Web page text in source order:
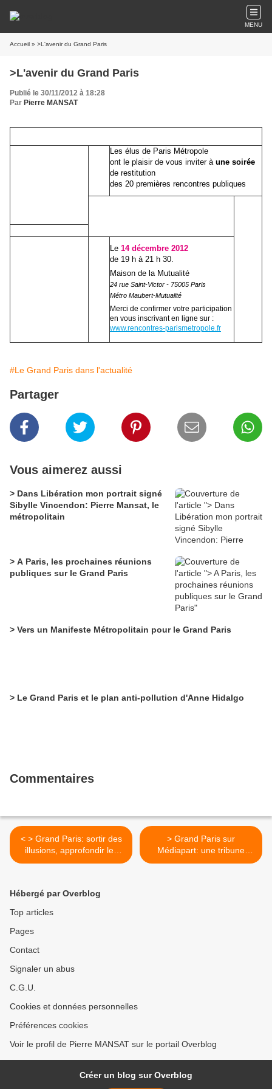
MENU
Accueil » >L'avenir du Grand Paris
>L'avenir du Grand Paris
Publié le 30/11/2012 à 18:28
Par Pierre MANSAT
Les élus de Paris Métropole
ont le plaisir de vous inviter à une soirée
de restitution
des 20 premières rencontres publiques
Le 14 décembre 2012
de 19 h à 21 h 30.
Maison de la Mutualité
24 rue Saint-Victor - 75005 Paris
Métro Maubert-Mutualité
Merci de confirmer votre participation
en vous inscrivant en ligne sur :
www.rencontres-parismetropole.fr
#Le Grand Paris dans l'actualité
Partager
Vous aimerez aussi
> Dans Libération mon portrait signé
Sibylle Vincendon: Pierre Mansat, le
métropolitain
> A Paris, les prochaines réunions
publiques sur le Grand Paris
> Vers un Manifeste Métropolitain pour le Grand Paris
> Le Grand Paris et le plan anti-pollution d'Anne Hidalgo
Commentaires
< > Grand Paris: sortir des
illusions, approfondir les
ambitions
> Grand Paris sur
Médiapart: une tribune
d'élu-e-s EELV "Monsieur le
Hébergé par Overblog
Top articles
Pages
Contact
Signaler un abus
C.G.U.
Cookies et données personnelles
Préférences cookies
Voir le profil de Pierre MANSAT sur le portail Overblog
Créer un blog sur Overblog